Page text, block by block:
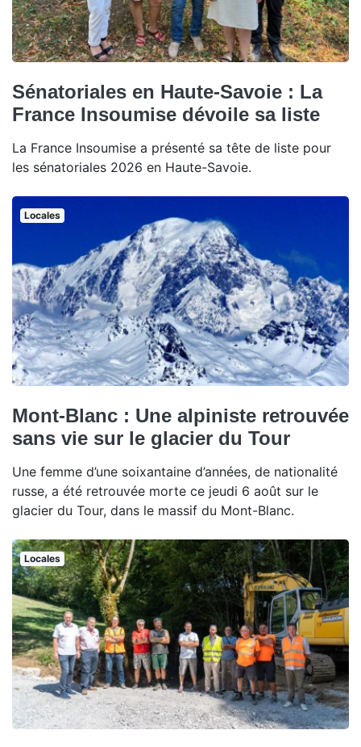
Sénatoriales en Haute-Savoie : La
France Insoumise dévoile sa liste
La France Insoumise a présenté sa tête de liste pour
les sénatoriales 2026 en Haute-Savoie.
Locales
Mont-Blanc : Une alpiniste retrouvée
sans vie sur le glacier du Tour
Une femme d’une soixantaine d’années, de nationalité
russe, a été retrouvée morte ce jeudi 6 août sur le
glacier du Tour, dans le massif du Mont-Blanc.
Locales